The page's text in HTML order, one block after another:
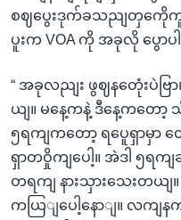
စဈပွေးဒုက်ခသညျတှကေိုကူ
ပူးက VOA ကို အခုလို ပွောပ
“ အခုလညျး ဖွဈနတေုံးပဲဗြ
ယျ။ မနေ့ကနဲ့ ဒီနေ့ကတော့
၅ရကျကတော့ ရပေူရှာမှာ
ရှာတဝှိုကျပေါ့။ အဲဒါ ၅ရ
တရကျ နားသှားသေးတ
ကယြျပေါ့နောျ။ လကျ